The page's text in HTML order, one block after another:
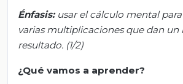
Énfasis: usar el cálculo mental
varias multiplicaciones que dan un
resultado. (1/2)
¿Qué vamos a aprender?